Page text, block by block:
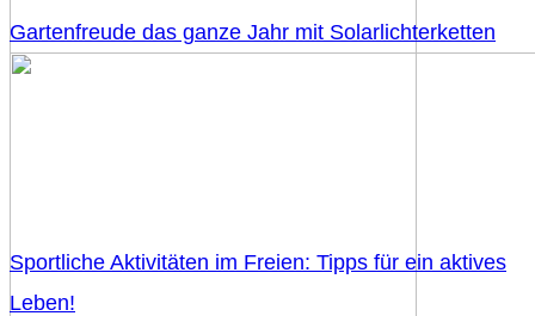
Gartenfreude das ganze Jahr mit Solarlichterketten
Sportliche Aktivitäten im Freien: Tipps für ein aktives
Leben!